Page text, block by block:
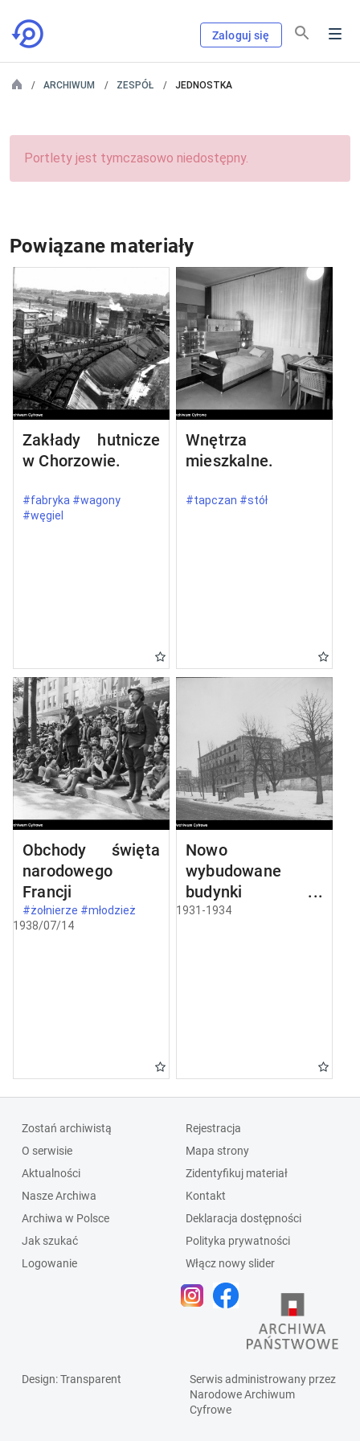
Zaloguj się
ARCHIWUM ZESPÓŁ JEDNOSTKA
Portlety jest tymczasowo niedostępny.
Powiązane materiały
Zakłady hutnicze
w Chorzowie.
#fabryka #wagony
#węgiel
Wnętrza
mieszkalne.
#tapczan #stół
Obchody święta
narodowego
Francji
#żołnierze #młodzież
1938/07/14
Nowo
wybudowane
budynki w
Częstochowie
1931-1934
Zostań archiwistą
O serwisie
Aktualności
Nasze Archiwa
Archiwa w Polsce
Jak szukać
Logowanie
Rejestracja
Mapa strony
Zidentyfikuj materiał
Kontakt
Deklaracja dostępności
Polityka prywatności
Włącz nowy slider
Design: Transparent
Serwis administrowany przez
Narodowe Archiwum
Cyfrowe